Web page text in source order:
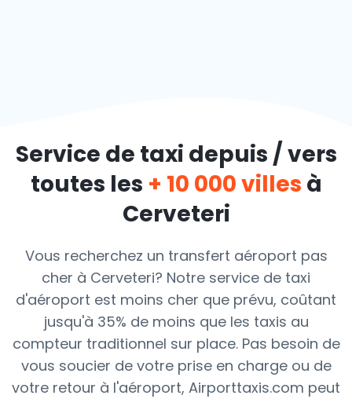
Service de taxi depuis / vers
toutes les + 10 000 villes à
Cerveteri
Vous recherchez un transfert aéroport pas
cher à Cerveteri? Notre service de taxi
d'aéroport est moins cher que prévu, coûtant
jusqu'à 35% de moins que les taxis au
compteur traditionnel sur place. Pas besoin de
vous soucier de votre prise en charge ou de
votre retour à l'aéroport, Airporttaxis.com peut